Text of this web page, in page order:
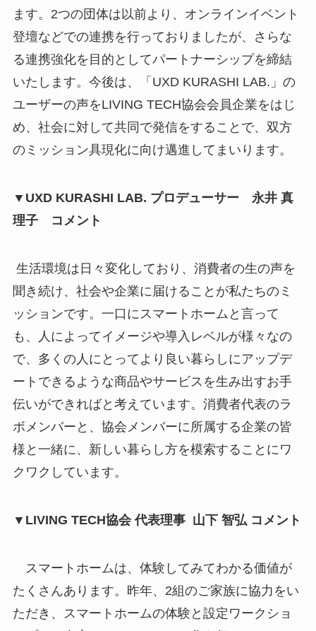
ます。2つの団体は以前より、オンラインイベント
登壇などでの連携を行っておりましたが、さらな
る連携強化を目的としてパートナーシップを締結
いたします。今後は、「UXD KURASHI LAB.」の
ユーザーの声をLIVING TECH協会会員企業をはじ
め、社会に対して共同で発信をすることで、双方
のミッション具現化に向け邁進してまいります。
▼UXD KURASHI LAB. プロデューサー 永井 真
理子 コメント
生活環境は日々変化しており、消費者の生の声を
聞き続け、社会や企業に届けることが私たちのミ
ッションです。一口にスマートホームと言って
も、人によってイメージや導入レベルが様々なの
で、多くの人にとってより良い暮らしにアップデ
ートできるような商品やサービスを生み出すお手
伝いができればと考えています。消費者代表のラ
ボメンバーと、協会メンバーに所属する企業の皆
様と一緒に、新しい暮らし方を模索することにワ
クワクしています。
▼LIVING TECH協会 代表理事 山下 智弘 コメント
スマートホームは、体験してみてわかる価値が
たくさんあります。昨年、2組のご家族に協力をい
ただき、スマートホームの体験と設定ワークショ